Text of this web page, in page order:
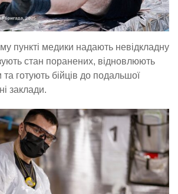
пункті медики надають невідкладну
стан поранених, відновлюють
та готують бійців до подальшої
заклади.